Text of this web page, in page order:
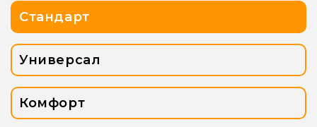
Стандарт
Универсал
Комфорт